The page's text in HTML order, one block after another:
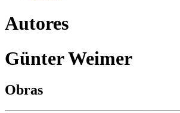
Autores
Günter Weimer
Obras